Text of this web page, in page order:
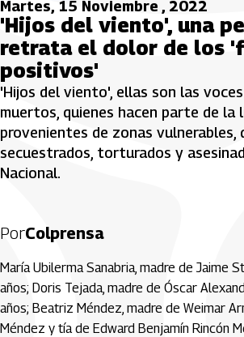
Martes, 15 Noviembre , 2022
'Hijos del viento', una
retrata el dolor de los
positivos'
'Hijos del viento', ellas son las
muertos, quienes hacen parte de la
provenientes de zonas vulnerables,
secuestrados, torturados y
Nacional.
PorColprensa
María Ubilerma Sanabria, madre de Jaime
años; Doris Tejada, madre de Óscar
años; Beatriz Méndez, madre de Weimar
Méndez y tía de Edward Benjamín Rincón